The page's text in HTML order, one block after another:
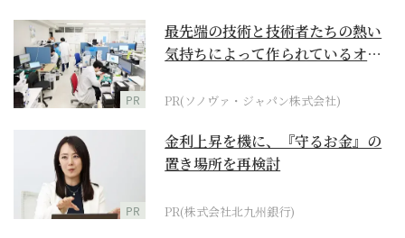
PR
最先端の技術と技術者たちの熱い
気持ちによって作られているオー
PR(ソノヴァ・ジャパン株式会社)
PR
金利上昇を機に、『守るお金』の
置き場所を再検討
PR(株式会社北九州銀行)